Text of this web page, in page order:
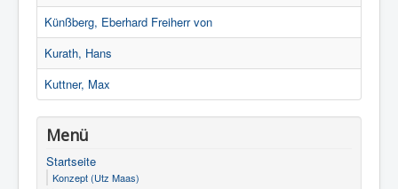
Künßberg, Eberhard Freiherr von
Kurath, Hans
Kuttner, Max
Menü
Startseite
Konzept (Utz Maas)